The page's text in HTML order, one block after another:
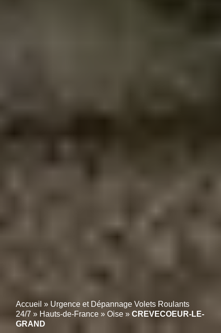
Accueil » Urgence et Dépannage Volets Roulants
24/7 » Hauts-de-France » Oise » CREVECOEUR-LE-
GRAND